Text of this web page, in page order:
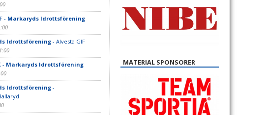
- Markaryds Idrottsförening
Idrottsförening- Alvesta GIF
- Markaryds Idrottsförening
Idrottsförening-
MATERIAL SPONSORER